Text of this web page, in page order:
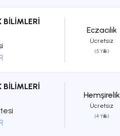
BİLİMLERİ
Eczacılık
Ücretsiz
(5 Yıllık)
BİLİMLERİ
Hemşirelik
Ücretsiz
(4 Yıllık)